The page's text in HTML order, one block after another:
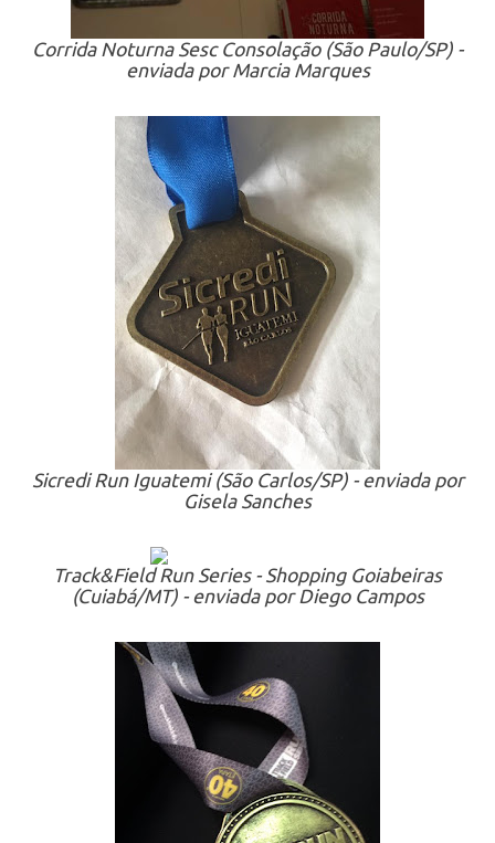
Corrida Noturna Sesc Consolação (São Paulo/SP) -
enviada por Marcia Marques
Sicredi Run Iguatemi (São Carlos/SP) - enviada por
Gisela Sanches
Track&Field Run Series - Shopping Goiabeiras
(Cuiabá/MT) - enviada por Diego Campos